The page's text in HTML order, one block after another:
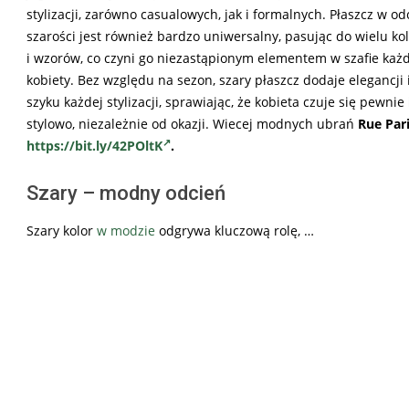
stylizacji, zarówno casualowych, jak i formalnych. Płaszcz w
szarości jest również bardzo uniwersalny, pasując do wielu
i wzorów, co czyni go niezastąpionym elementem w szafie
kobiety. Bez względu na sezon, szary płaszcz dodaje elegancji i
szyku każdej stylizacji, sprawiając, że kobieta czuje się pewnie
stylowo, niezależnie od okazji. Wiecej modnych ubrań Rue
https://bit.ly/42POltK .
Szary – modny odcień
Szary kolor w modzie odgrywa kluczową rolę, …